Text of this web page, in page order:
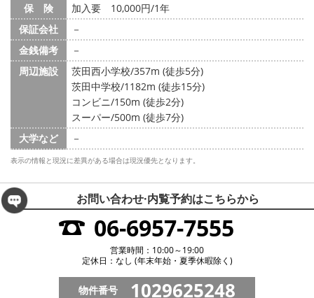
保 険
加入要 10,000円/1年
保証会社
－
金銭備考
－
周辺施設
茨田西小学校/357m (徒歩5分)
茨田中学校/1182m (徒歩15分)
コンビニ/150m (徒歩2分)
スーパー/500m (徒歩7分)
大学など
－
表示の情報と現況に差異がある場合は現況優先となります。
お問い合わせ·内覧予約はこちらから
06-6957-7555
営業時間：10:00～19:00
定休日：なし (年末年始・夏季休暇除く)
物件番号 1029625248